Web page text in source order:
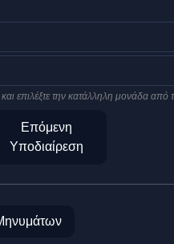
επιλέξτε την κατάλληλη μονάδα
Επόμενη
Υποδιαίρεση